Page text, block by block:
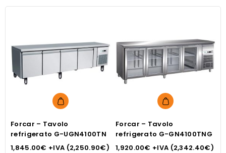
Forcar – Tavolo
refrigerato G-UGN4100TN
1,845.00€ +IVA (2,250.90€)
Forcar – Tavolo
refrigerato G-GN4100TNG
1,920.00€ +IVA (2,342.40€)